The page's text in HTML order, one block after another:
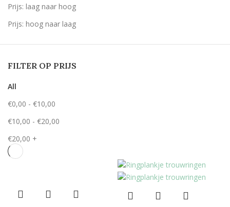
Prijs: laag naar hoog
Prijs: hoog naar laag
FILTER OP PRIJS
All
€0,00 - €10,00
€10,00 - €20,00
€20,00 +